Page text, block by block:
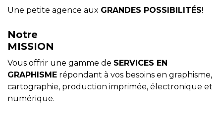
Une petite agence aux GRANDES POSSIBILITÉS!
Notre
MISSION
Vous offrir une gamme de SERVICES EN
GRAPHISME répondant à vos besoins en graphisme,
cartographie, production imprimée, électronique et
numérique.